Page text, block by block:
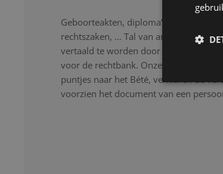
Geboorteakten, diploma’s,
rechtszaken, … Tal van anderstalige,
vertaald te worden door een
voor de rechtbank. Onze beëdigde
puntjes naar het Bété, verklaren de
voorzien het document van een